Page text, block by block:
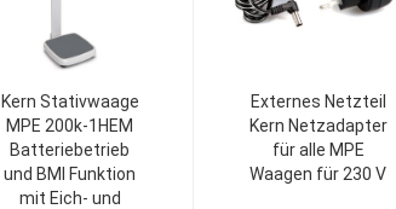
Kern Stativwaage
MPE 200k-1HEM
Batteriebetrieb
und BMI Funktion
mit Eich- und
Externes Netzteil
Kern Netzadapter
für alle MPE
Waagen für 230 V